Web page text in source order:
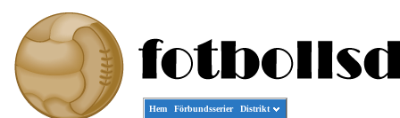
Hem Förbundsserier Distrikt